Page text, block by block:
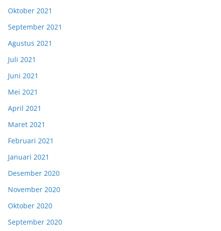
Oktober 2021
September 2021
Agustus 2021
Juli 2021
Juni 2021
Mei 2021
April 2021
Maret 2021
Februari 2021
Januari 2021
Desember 2020
November 2020
Oktober 2020
September 2020